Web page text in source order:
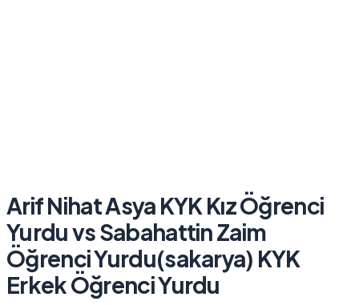
Arif Nihat Asya KYK Kız Öğrenci
YurduvsSabahattin Zaim
Öğrenci Yurdu(sakarya) KYK
Erkek Öğrenci Yurdu